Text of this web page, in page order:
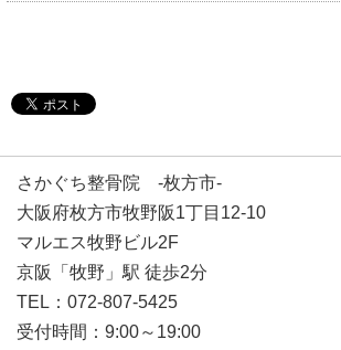
さかぐち整骨院 -枚方市-
大阪府枚方市牧野阪1丁目12-10
マルエス牧野ビル2F
京阪「牧野」駅 徒歩2分
TEL：072-807-5425
受付時間：9:00～19:00